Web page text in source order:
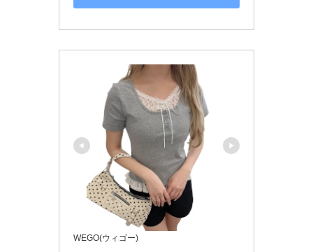
WEGO(ウィゴー)